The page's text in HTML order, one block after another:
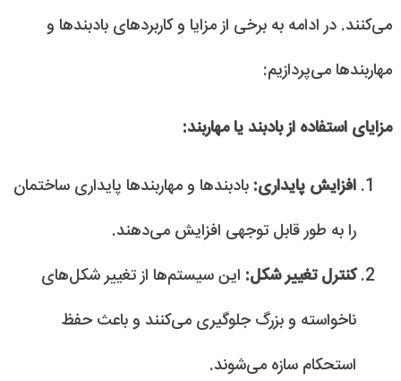
می‌کنند. در ادامه به برخی از مزایا و کاربردهای بادبندها و
مهاربندها می‌پردازیم:
مزایای استفاده از بادبند یا مهاربند:
افزایش پایداری: بادبندها و مهاربندها پایداری ساختمان
را به طور قابل توجهی افزایش می‌دهند.
کنترل تغییر شکل: این سیستم‌ها از تغییر شکل‌های
ناخواسته و بزرگ جلوگیری می‌کنند و باعث حفظ
استحکام سازه می‌شوند.